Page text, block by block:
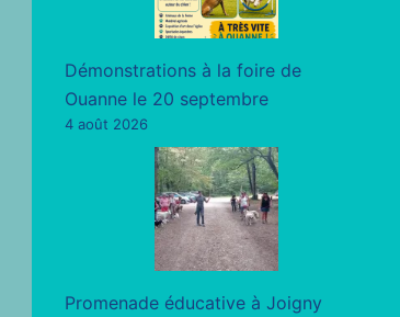
Démonstrations à la foire de
Ouanne le 20 septembre
4 août 2026
Promenade éducative à Joigny